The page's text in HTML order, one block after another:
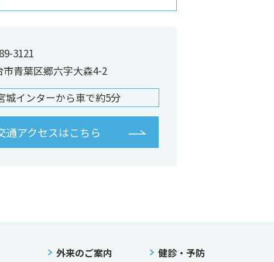
3121
市青葉区郷六字大森4-2
城インターから車で約5分
通アクセスはこちら
外来のご案内 健診・予防